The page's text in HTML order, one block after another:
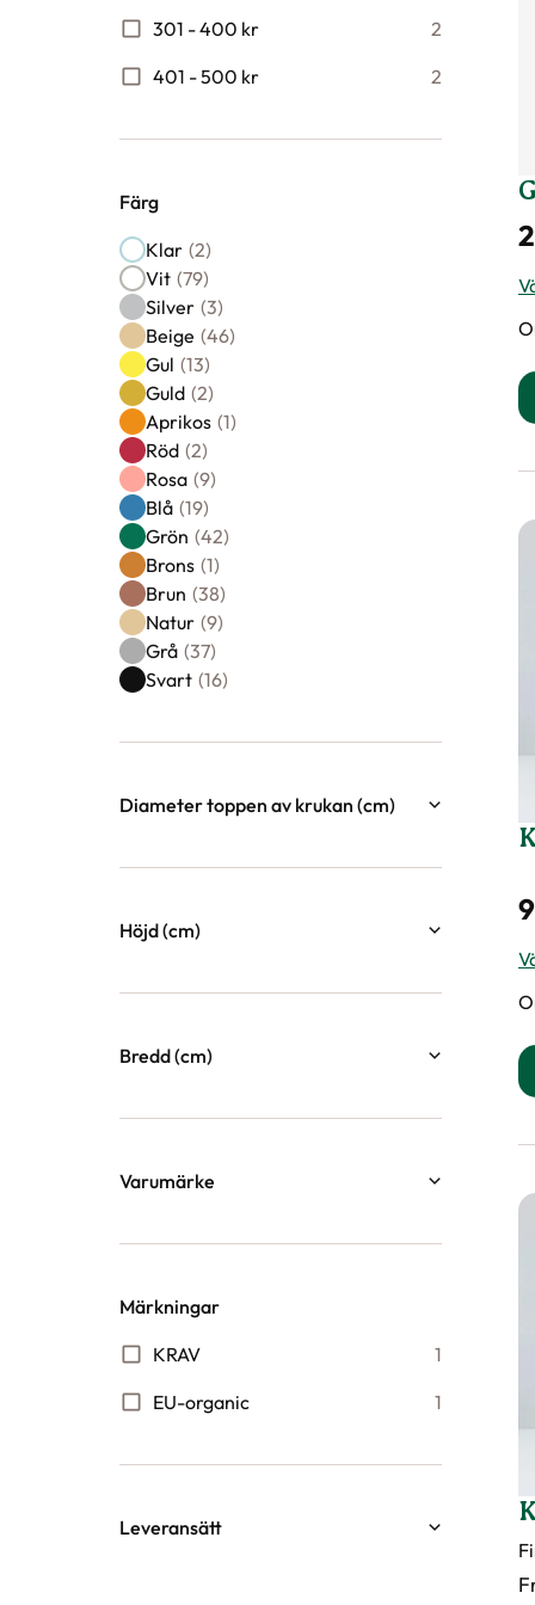
301 - 400 kr
2
401 - 500 kr
2
Färg
FärgKlar (2)
Vit (79)
Silver (3)
Beige (46)
Gul (13)
Guld (2)
Aprikos (1)
Röd (2)
Rosa (9)
Blå (19)
Grön (42)
Brons (1)
Brun (38)
Natur (9)
Grå (37)
Svart (16)
Diameter toppen av krukan (cm)
Höjd (cm)
Bredd (cm)
Varumärke
Märkningar
KRAV
1
EU-organic
1
Leveransätt